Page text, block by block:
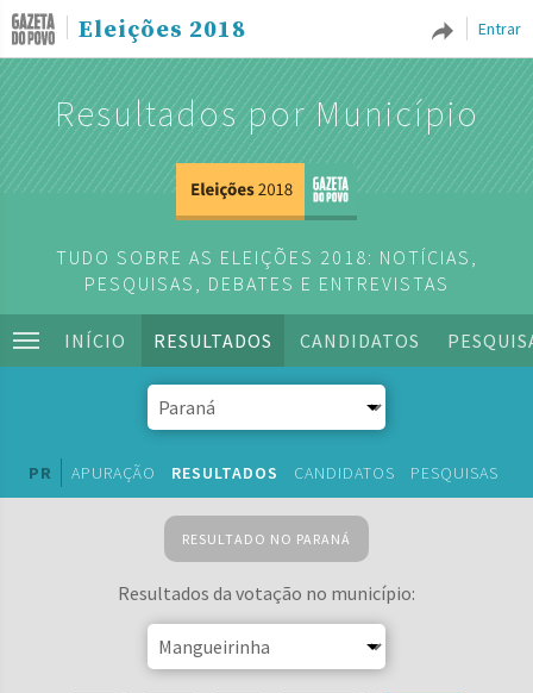
Entrar
Eleições 2018
Resultados por Município
TUDO SOBRE AS ELEIÇÕES 2018: NOTÍCIAS,
PESQUISAS, DEBATES E ENTREVISTAS
INÍCIO RESULTADOS CANDIDATOS
PR APURAÇÃO RESULTADOS CANDIDATOS PESQUISAS
RESULTADO NO PARANÁ
Resultados da votação no município: